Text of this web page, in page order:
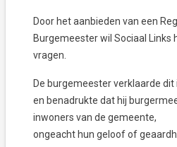
Door het aanbieden van een
Burgemeester wil Sociaal Links
vragen.
De burgemeester verklaarde
en benadrukte dat hij
inwoners van de gemeente,
ongeacht hun geloof of